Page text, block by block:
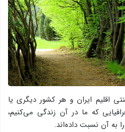
اقلیم ایران و هر کشور دیگری یا
كه ما در آن زندگی می‌كنیم،
به آن نسبت داده‌اند.